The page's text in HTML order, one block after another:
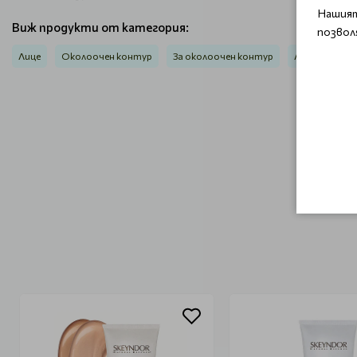
Виж продукти от категория:
Лице Околоочен контур За околоочен контур Луксозна